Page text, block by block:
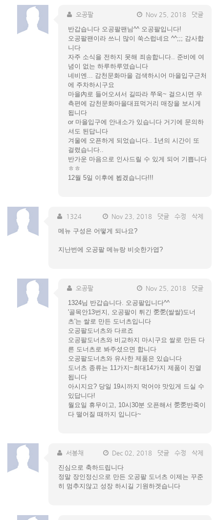
오공팔 Nov 25, 2018
댓글
반갑습니다 오공팔팬님^^ 오공팔입니다!
오공팔팬이라 쓰니 많이 쑥스럽네요 ^^;;; 감사합
니다
자주 소식을 전하지 못해 죄송합니다.. 준비에 여
념이 없는 하루하루였습니다
네비엔... 감천문화마을 검색하시어 마을입구근처
에 주차하시구요
마을內로 들어오셔서 길따라 쭈욱~ 걸으시면 우
측편에 감천문화마을대표먹거리 매장을 보시게
됩니다
or 마을입구에 안내소가 있습니다 거기에 문의하
셔도 된답니다
겨울에 오픈하게 되었습니다.. 1년의 시간이 또
걸렸습니다..
반가운 마음으로 인사드릴 수 있게 되어 기쁩니다
ㅎㅎ
12월 5일 이후에 뵙겠습니다!!!
1324 Nov 23, 2018 댓글 수정
삭제
메뉴 구성은 어떻게 되나요?
지난번에 오공팔 메뉴랑 비슷한가엽?
오공팔 Nov 25, 2018
댓글
1324님 반갑습니다. 오공팔입니다^^
'골목안13번지, 오공팔이 튀긴 㐘㐘(쌀쌀)도너
츠'는 쌀로 만든 도너츠입니다
오공팔도너츠와 다르죠
오공팔도너츠와 비교하지 마시구요 쌀로 만든 다
른 도너츠로 봐주셨으면 합니다
오공팔도너츠와 유사한 제품은 있습니다
도너츠 종류는 11가지~최대14가지 제품이 진열
됩니다
아시지요? 당일 19시까지 먹어야 맛있게 드실 수
있답니다!
월요일 휴무이고, 10시30분 오픈해서 㐘㐘반죽이
다 떨어질 때까지 입니다~
서봉채 Dec 02, 2018 댓글 수정
삭제
진심으로 축하드립니다
정말 장인정신으로 만든 오공팔 도너츠 이제는 꾸준
히 멈추지않고 성장 하시길 기원하겟습니다